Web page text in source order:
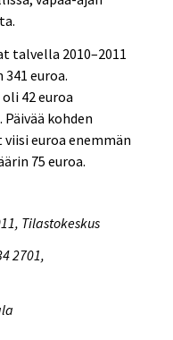
talvella 2010–2011
euroa.
42 euroa
kohden
euroa enemmän
75 euroa.
Tilastokeskus
2701,